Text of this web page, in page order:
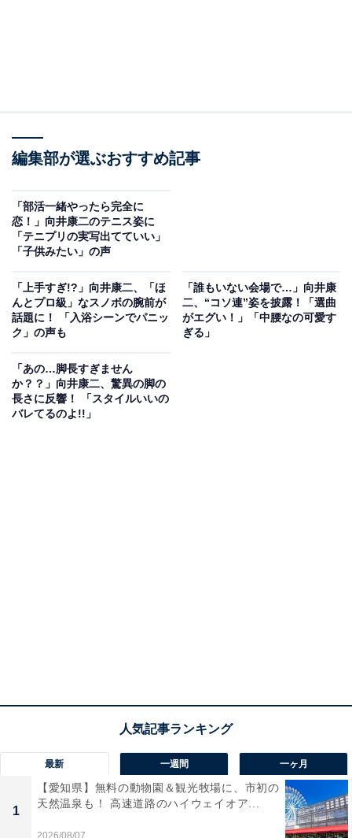
編集部が選ぶおすすめ記事
「部活一緒やったら完全に
恋！」向井康二のテニス姿に
「テニプリの実写出てていい」
「子供みたい」の声
「上手すぎ!?」向井康二、「ほ
んとプロ級」なスノボの腕前が
話題に！ 「入浴シーンでパニッ
ク」の声も
「誰もいない会場で…」向井康
二、“コソ連”姿を披露！「選曲
がエグい！」「中腰なの可愛す
ぎる」
「あの…脚長すぎません
か？？」向井康二、驚異の脚の
長さに反響！ 「スタイルいいの
バレてるのよ!!」
最新 一週間 一ヶ月
1
【愛知県】無料の動物園＆観光牧場に、市初の
天然温泉も！ 高速道路のハイウェイオア...